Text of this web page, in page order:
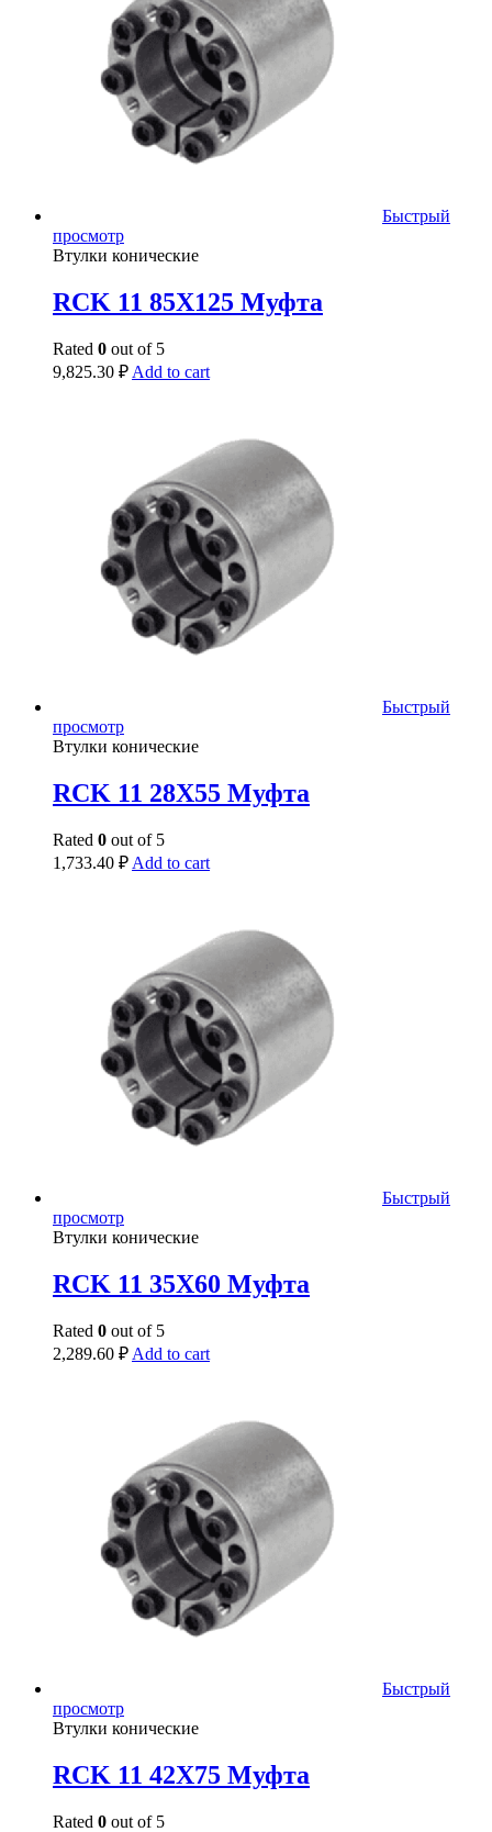
Быстрый
просмотр
Втулки конические
RCK 11 85X125 Муфта
Rated 0 out of 5
9,825.30 ₽ Add to cart
Быстрый
просмотр
Втулки конические
RCK 11 28X55 Муфта
Rated 0 out of 5
1,733.40 ₽ Add to cart
Быстрый
просмотр
Втулки конические
RCK 11 35X60 Муфта
Rated 0 out of 5
2,289.60 ₽ Add to cart
Быстрый
просмотр
Втулки конические
RCK 11 42X75 Муфта
Rated 0 out of 5